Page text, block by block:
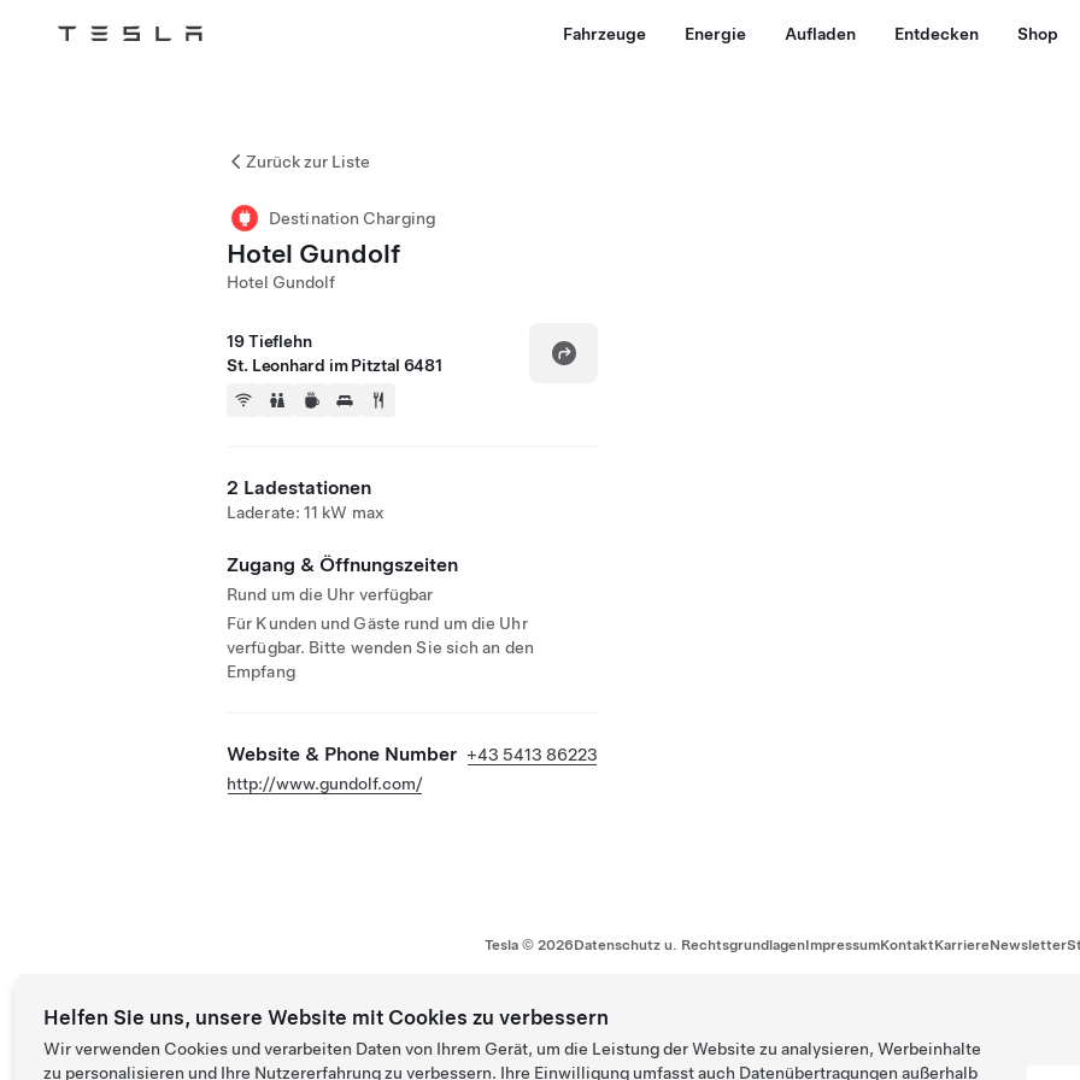
Tesla Fahrzeuge Energie Aufladen Entdecken Shop
Zurück zur Liste
Destination Charging
Hotel Gundolf
Hotel Gundolf
19 Tieflehn
St. Leonhard im Pitztal 6481
2 Ladestationen
Laderate: 11 kW max
Zugang & Öffnungszeiten
Rund um die Uhr verfügbar
Für Kunden und Gäste rund um die Uhr
verfügbar. Bitte wenden Sie sich an den
Empfang
Website & Phone Number +43 5413 86223
http://www.gundolf.com/
Tesla © 2026Datenschutz u. RechtsgrundlagenImpressumKontaktKarriereNewsletter
Helfen Sie uns, unsere Website mit Cookies zu verbessern
Wir verwenden Cookies und verarbeiten Daten von Ihrem Gerät, um die Leistung der Website zu analysieren, Werbeinhalte
zu personalisieren und Ihre Nutzererfahrung zu verbessern. Ihre Einwilligung umfasst auch Datenübertragungen außerhalb